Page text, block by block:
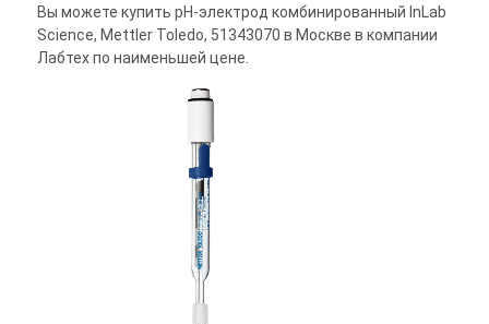
Вы можете купить pH-электрод комбинированный InLab
Science, Mettler Toledo, 51343070 в Москве в компании
Лабтех по наименьшей цене.